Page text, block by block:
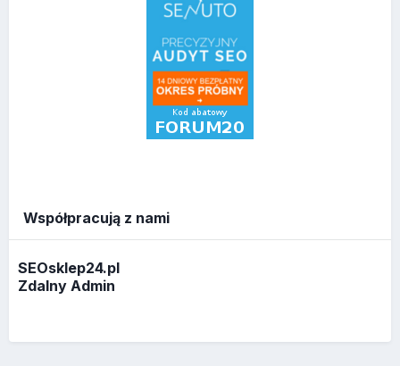
Współpracują z nami
SEOsklep24.pl
Zdalny Admin